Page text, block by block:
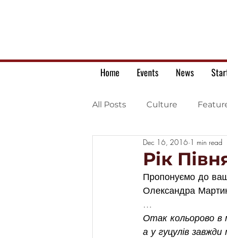
Home Events News
All Posts Culture
Ukrainian war letters
Рік
Dec 16, 2016 1 min read
Пропонуємо до
Олександра
…
Отак кольорово в
а у гуцулів завжди